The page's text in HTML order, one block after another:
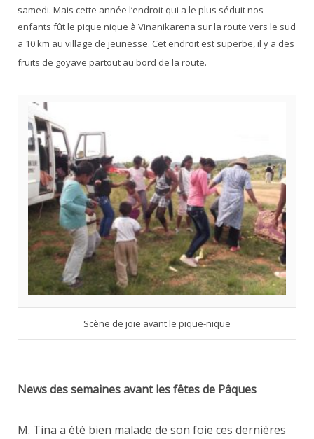
samedi. Mais cette année l’endroit qui a le plus séduit nos
enfants fût le pique nique à Vinanikarena sur la route vers le sud
a 10 km au village de jeunesse. Cet endroit est superbe, il y a des
fruits de goyave partout au bord de la route.
Scène de joie avant le pique-nique
News des semaines avant les fêtes de Pâques
M. Tina a été bien malade de son foie ces dernières